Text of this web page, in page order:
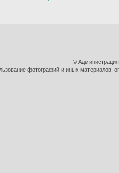
©
фотографий и иных материалов,